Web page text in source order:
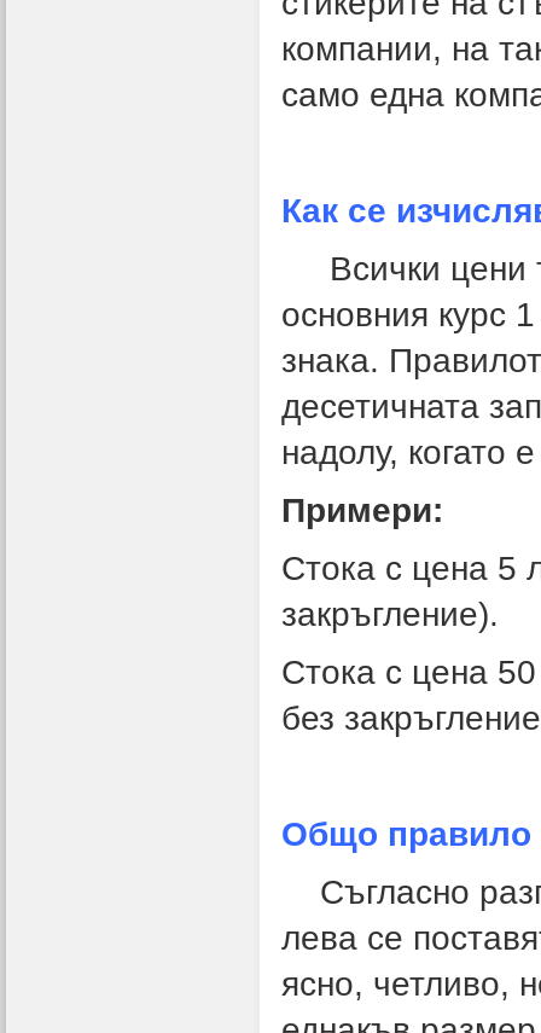
компании, на
само една
Как се
Всички цени
основния курс
знака.
десетичната
надолу, когато
Примери:
Стока с цена 5
закръгление).
Стока с цена
без
Общо правило
Съгласно
лева се
ясно, четливо,